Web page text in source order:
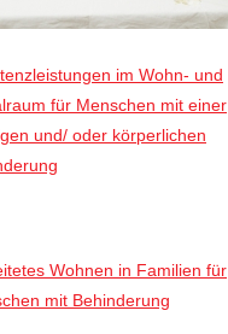
im Wohn- und
für Menschen mit einer
und/ oder körperlichen
Wohnen in Familien für
mit Behinderung